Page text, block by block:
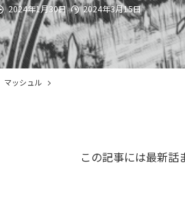
2024年1月30日 2024年3月15日
マッシュル
この記事には最新話